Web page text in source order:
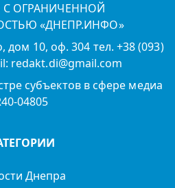
ОГРАНИЧЕННОЙ
«ДНЕПР.ИНФО»
дом 10, оф. 304 тел. +38 (093)
redakt.di@gmail.com
субъектов в сфере медиа
04805
Днепра